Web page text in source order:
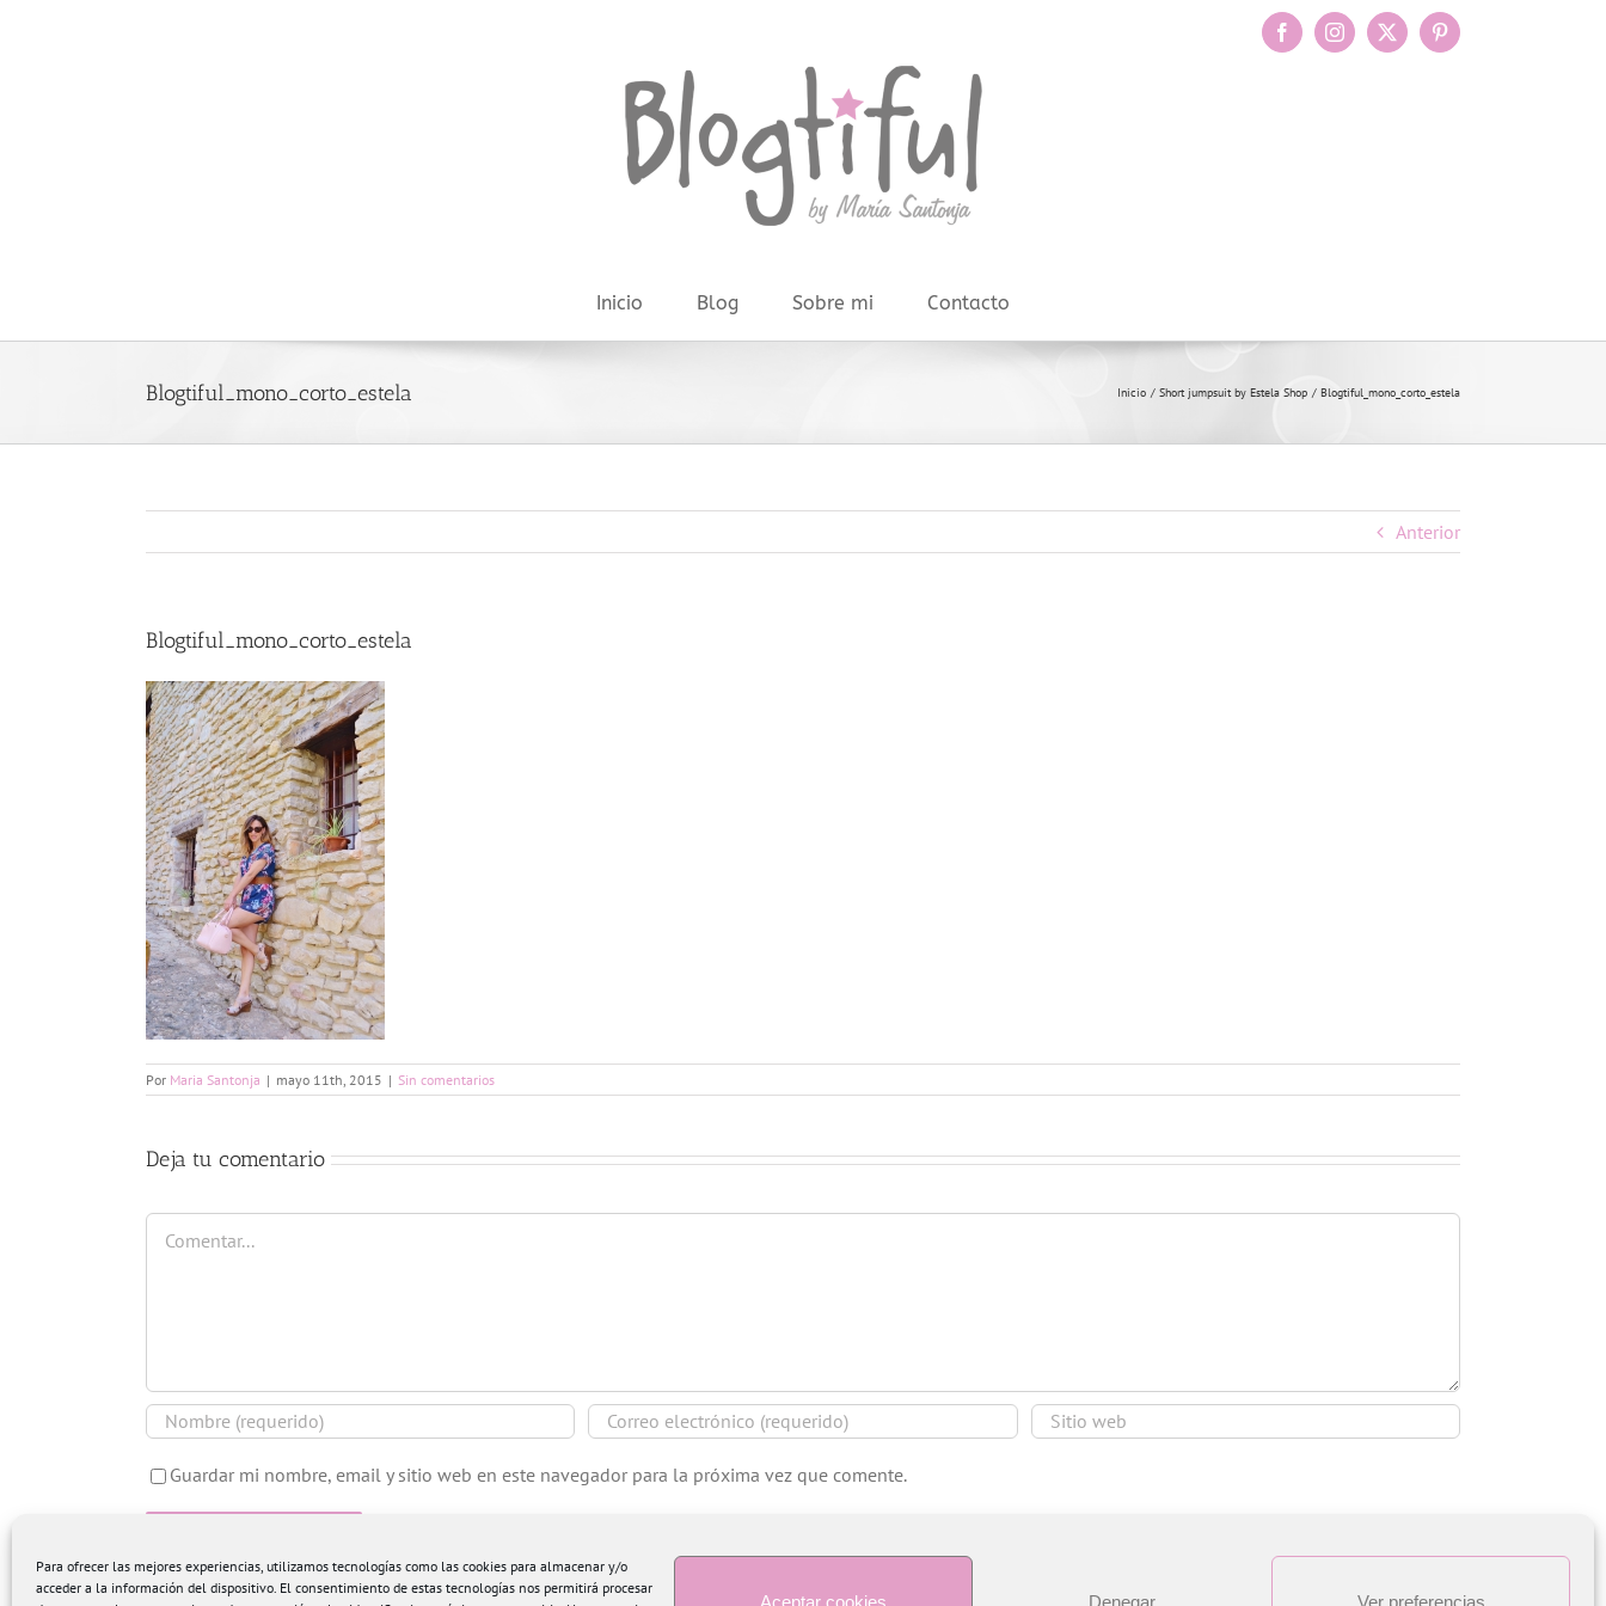
Para ofrecer las mejores experiencias, utilizamos tecnologías como las cookies para almacenar y/o
acceder a la información del dispositivo. El consentimiento de estas tecnologías nos permitirá procesar
Aceptar cookies Denegar Ver preferencias
FacebookInstagram
X Pinterest
Inicio Blog Sobre mi Contacto
Blogtiful_mono_corto_estela Inicio Short jumpsuit by Estela Shop Blogtiful_mono_corto_estela
Anterior
Blogtiful_mono_corto_estela
Por Maria Santonja | mayo 11th, 2015 | Sin comentarios
Deja tu comentario
Comentar
Guardar mi nombre, email y sitio web en este navegador para la próxima vez que comente.